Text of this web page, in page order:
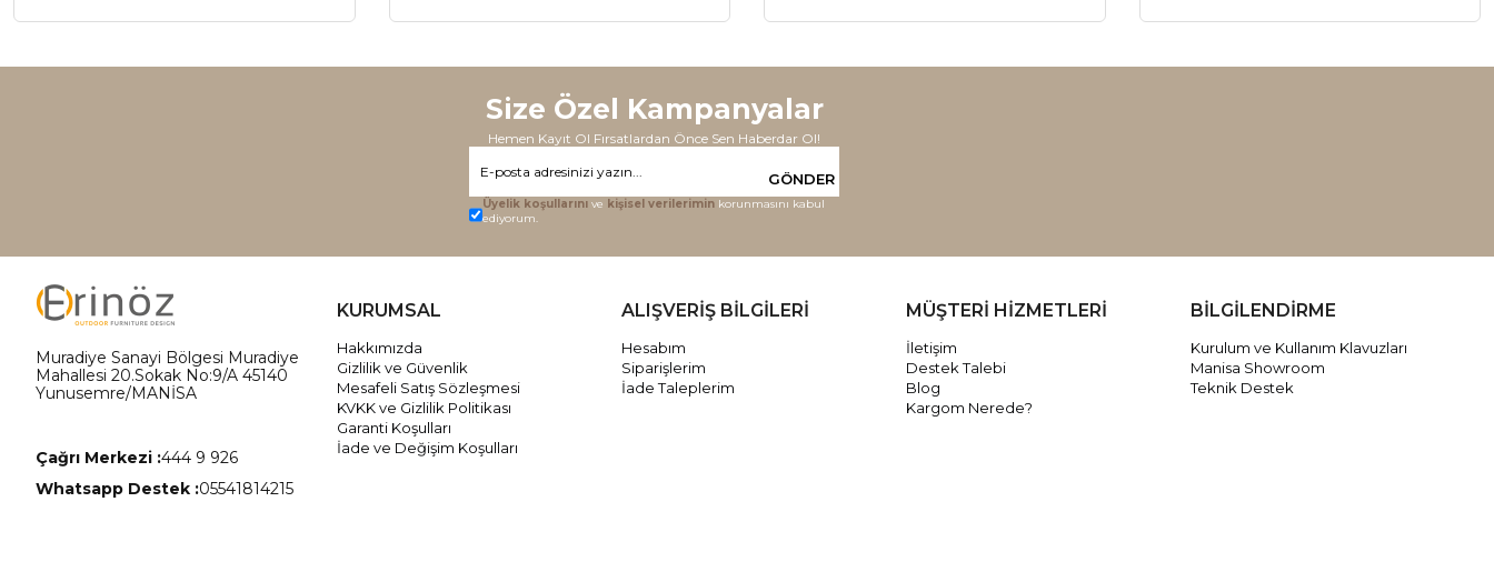
Size Özel Kampanyalar
Hemen Kayıt Ol Fırsatlardan Önce Sen Haberdar Ol!
GÖNDER
Üyelik koşullarınıve kişisel verileriminkorunmasını kabul
ediyorum.
Muradiye Sanayi Bölgesi Muradiye
Mahallesi 20.Sokak No:9/A 45140
Yunusemre/MANİSA
Çağrı Merkezi :444 9 926
Whatsapp Destek :05541814215
KURUMSAL
Hakkımızda
Gizlilik ve Güvenlik
Mesafeli Satış Sözleşmesi
KVKK ve Gizlilik Politikası
Garanti Koşulları
İade ve Değişim Koşulları
ALIŞVERİŞ BİLGİLERİ
Hesabım
Siparişlerim
İade Taleplerim
MÜŞTERİ HİZMETLERİ
İletişim
Destek Talebi
Blog
Kargom Nerede?
BİLGİLENDİRME
Kurulum ve Kullanım Klavuzları
Manisa Showroom
Teknik Destek